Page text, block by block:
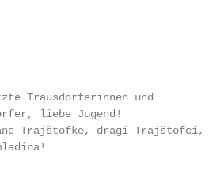
Trausdorferinnen und
liebe Jugend!
Trajštofke, dragi Trajštofci,